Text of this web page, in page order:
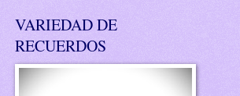
VARIEDAD DE
RECUERDOS